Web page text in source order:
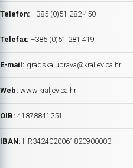
Telefon: +385 (0)51 282 450
Telefax: +385 (0)51 281 419
E-mail: gradska.uprava@kraljevica.hr
Web: www.kraljevica.hr
OIB: 41878841251
IBAN: HR3424020061820900003